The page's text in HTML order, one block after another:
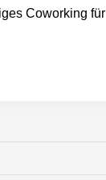
Coworking für